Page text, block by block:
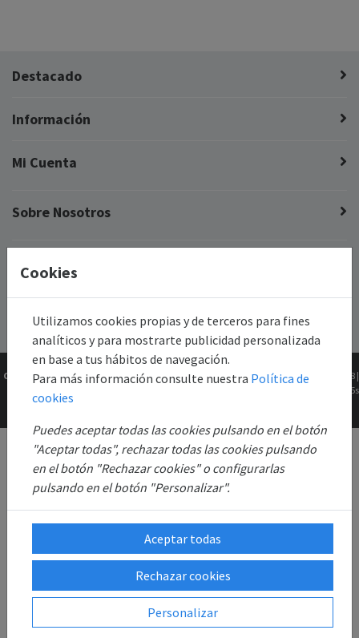
Destacado
Información
Mi Cuenta
Sobre Nosotros
Copyright © 2026Gk2Web
reservados.
Versión2.81.5+1b46211f68 |
0.0615s
Cookies
Utilizamos cookies propias y de terceros para fines
analíticos y para mostrarte publicidad personalizada
en base a tus hábitos de navegación.
Para más información consulte nuestra Política de
cookies
Puedes aceptar todas las cookies pulsando en el botón
"Aceptar todas", rechazar todas las cookies pulsando
en el botón "Rechazar cookies" o configurarlas
pulsando en el botón "Personalizar".
Aceptar todas
Rechazar cookies
Personalizar